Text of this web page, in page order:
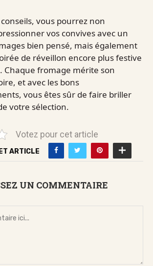
vous pourrez non
vos convives avec un
bien pensé, mais également
de réveillon encore plus festive
Chaque fromage mérite son
et avec les bons
vous êtes sûr de faire briller
votre sélection.
Votez pour cet article
ARTICLE
UN COMMENTAIRE